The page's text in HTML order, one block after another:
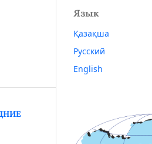
Язык
Қазақша
Русский
English